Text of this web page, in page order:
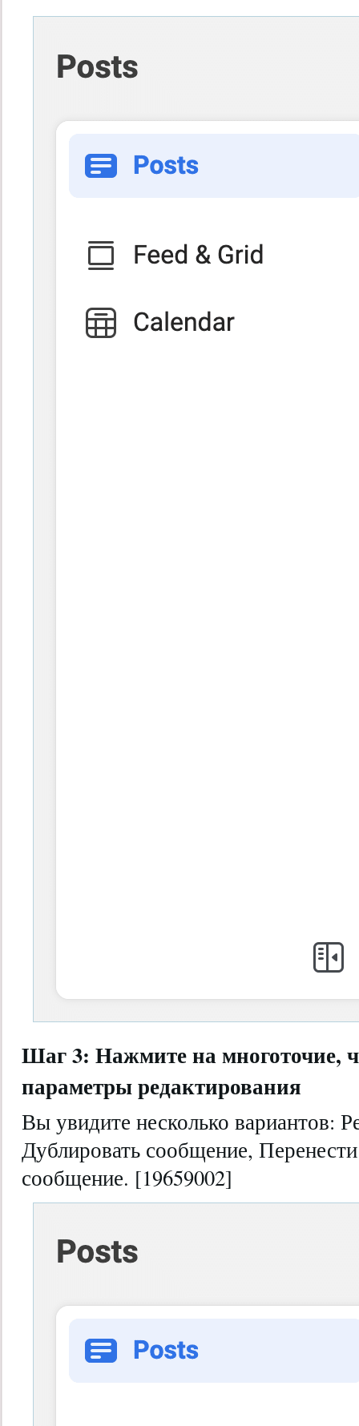
Шаг 3: Нажмите на многоточие,
параметры редактирования
Вы увидите несколько вариантов:
Дублировать сообщение,
сообщение. [19659002]